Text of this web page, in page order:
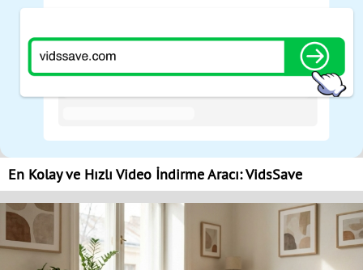
En Kolay ve Hızlı Video İndirme Aracı: VidsSave